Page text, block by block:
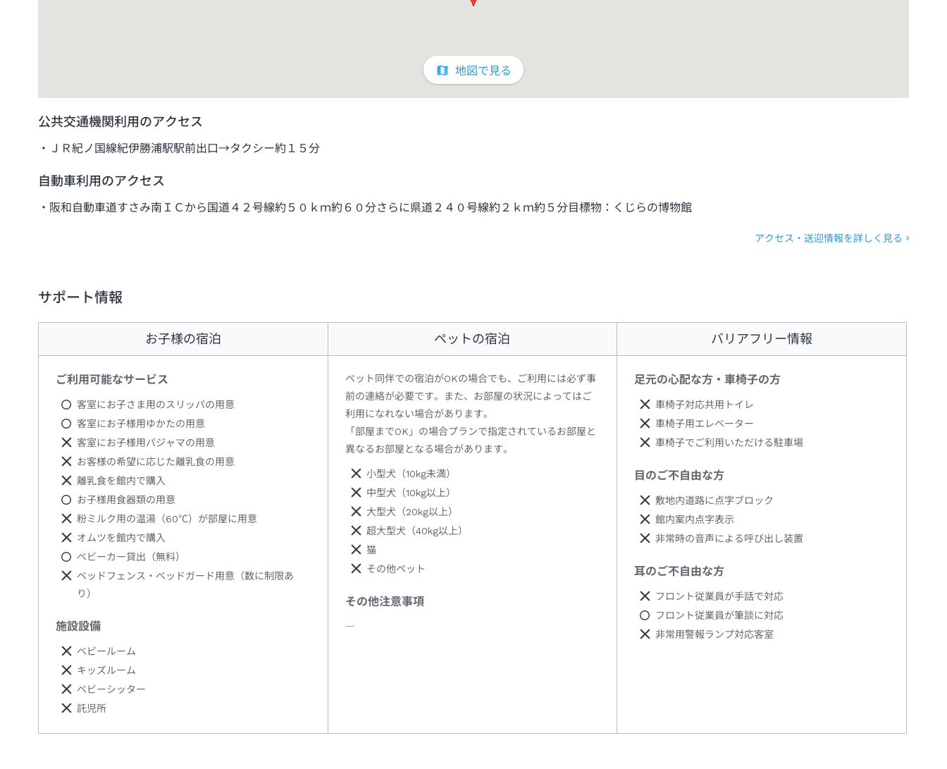
地図で見る
公共交通機関利用のアクセス
ＪＲ紀ノ国線紀伊勝浦駅駅前出口→タクシー約１５分
自動車利用のアクセス
阪和自動車道すさみ南ＩＣから国道４２号線約５０ｋｍ約６０分さらに県道２４０号線約２ｋｍ約５分目標物：くじらの博物館
アクセス・送迎情報を詳しく見る
サポート情報
お子様の宿泊
ご利用可能なサービス
客室にお子さま用のスリッパの用意
客室にお子様用ゆかたの用意
客室にお子様用パジャマの用意
お客様の希望に応じた離乳食の用意
離乳食を館内で購入
お子様用食器類の用意
粉ミルク用の温湯（60℃）が部屋に用意
オムツを館内で購入
ベビーカー貸出（無料）
ベッドフェンス・ベッドガード用意（数に制限あ
り）
施設設備
ベビールーム
キッズルーム
ベビーシッター
託児所
ペットの宿泊
ペット同伴での宿泊がOKの場合でも、ご利用には必ず事
前の連絡が必要です。また、お部屋の状況によってはご
利用になれない場合があります。
「部屋までOK」の場合プランで指定されているお部屋と
異なるお部屋となる場合があります。
小型犬（10kg未満）
中型犬（10kg以上）
大型犬（20kg以上）
超大型犬（40kg以上）
猫
その他ペット
その他注意事項
―
バリアフリー情報
足元の心配な方・車椅子の方
車椅子対応共用トイレ
車椅子用エレベーター
車椅子でご利用いただける駐車場
目のご不自由な方
敷地内道路に点字ブロック
館内案内点字表示
非常時の音声による呼び出し装置
耳のご不自由な方
フロント従業員が手話で対応
フロント従業員が筆談に対応
非常用警報ランプ対応客室